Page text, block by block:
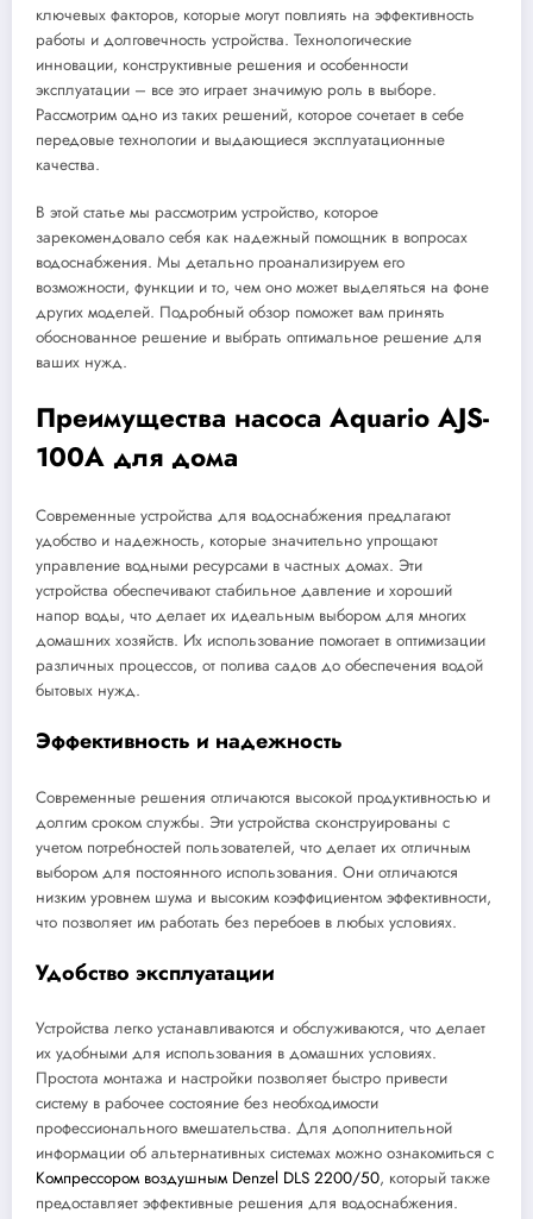
ключевых факторов, которые могут повлиять на эффективность
работы и долговечность устройства. Технологические
инновации, конструктивные решения и особенности
эксплуатации – все это играет значимую роль в выборе.
Рассмотрим одно из таких решений, которое сочетает в себе
передовые технологии и выдающиеся эксплуатационные
качества.
В этой статье мы рассмотрим устройство, которое
зарекомендовало себя как надежный помощник в вопросах
водоснабжения. Мы детально проанализируем его
возможности, функции и то, чем оно может выделяться на фоне
других моделей. Подробный обзор поможет вам принять
обоснованное решение и выбрать оптимальное решение для
ваших нужд.
Преимущества насоса Aquario AJS-
100A для дома
Современные устройства для водоснабжения предлагают
удобство и надежность, которые значительно упрощают
управление водными ресурсами в частных домах. Эти
устройства обеспечивают стабильное давление и хороший
напор воды, что делает их идеальным выбором для многих
домашних хозяйств. Их использование помогает в оптимизации
различных процессов, от полива садов до обеспечения водой
бытовых нужд.
Эффективность и надежность
Современные решения отличаются высокой продуктивностью и
долгим сроком службы. Эти устройства сконструированы с
учетом потребностей пользователей, что делает их отличным
выбором для постоянного использования. Они отличаются
низким уровнем шума и высоким коэффициентом эффективности,
что позволяет им работать без перебоев в любых условиях.
Удобство эксплуатации
Устройства легко устанавливаются и обслуживаются, что делает
их удобными для использования в домашних условиях.
Простота монтажа и настройки позволяет быстро привести
систему в рабочее состояние без необходимости
профессионального вмешательства. Для дополнительной
информации об альтернативных системах можно ознакомиться с
Компрессором воздушным Denzel DLS 2200/50, который также
предоставляет эффективные решения для водоснабжения.